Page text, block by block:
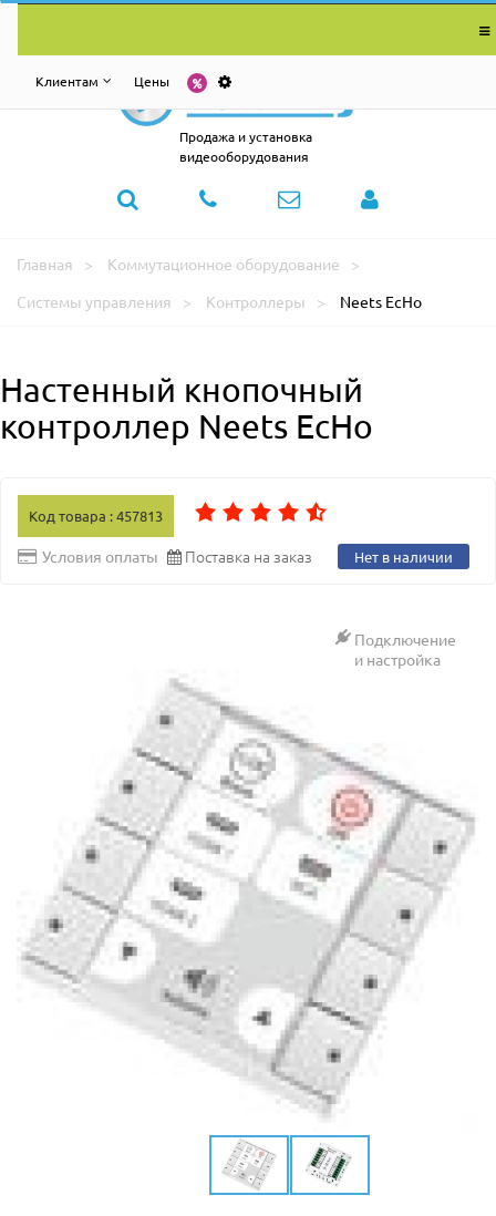
Клиентам Цены
Продажа и установка
видеооборудования
Главная
Коммутационное оборудование
Системы управления
Контроллеры Neets EcHo
Настенный кнопочный
контроллер Neets EcHo
Код товара : 457813
Условия оплаты Поставка на заказ Нет в наличии
Подключение
и настройка